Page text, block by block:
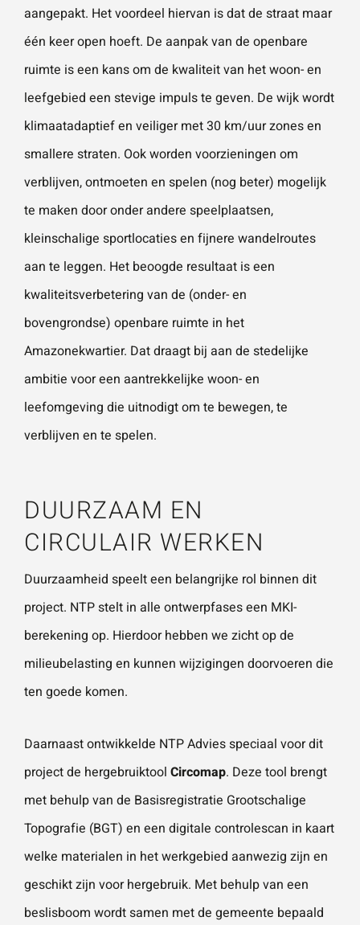
aangepakt. Het voordeel hiervan is dat de straat maar
één keer open hoeft. De aanpak van de openbare
ruimte is een kans om de kwaliteit van het woon- en
leefgebied een stevige impuls te geven. De wijk wordt
klimaatadaptief en veiliger met 30 km/uur zones en
smallere straten. Ook worden voorzieningen om
verblijven, ontmoeten en spelen (nog beter) mogelijk
te maken door onder andere speelplaatsen,
kleinschalige sportlocaties en fijnere wandelroutes
aan te leggen. Het beoogde resultaat is een
kwaliteitsverbetering van de (onder- en
bovengrondse) openbare ruimte in het
Amazonekwartier. Dat draagt bij aan de stedelijke
ambitie voor een aantrekkelijke woon- en
leefomgeving die uitnodigt om te bewegen, te
verblijven en te spelen.
DUURZAAM EN
CIRCULAIR WERKEN
Duurzaamheid speelt een belangrijke rol binnen dit
project. NTP stelt in alle ontwerpfases een MKI-
berekening op. Hierdoor hebben we zicht op de
milieubelasting en kunnen wijzigingen doorvoeren die
ten goede komen.
Daarnaast ontwikkelde NTP Adviesspeciaal voor dit
project de hergebruiktool Circomap. Deze tool brengt
met behulp van de Basisregistratie Grootschalige
Topografie (BGT) en een digitale controlescan in kaart
welke materialen in het werkgebied aanwezig zijn en
geschikt zijn voor hergebruik. Met behulp van een
beslisboom wordt samen met de gemeente bepaald